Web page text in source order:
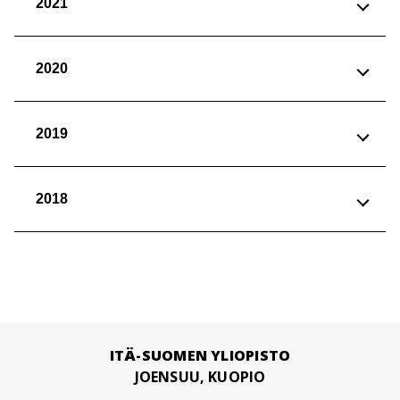
2021
2020
2019
2018
ITÄ-SUOMEN YLIOPISTO
JOENSUU, KUOPIO